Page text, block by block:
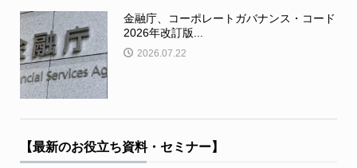
金融庁、コーポレートガバナンス・コード
2026年改訂版...
2026.07.22
【最新のお役立ち資料・セミナー】